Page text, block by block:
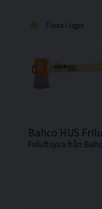
Finns i lager
Bahco HUS